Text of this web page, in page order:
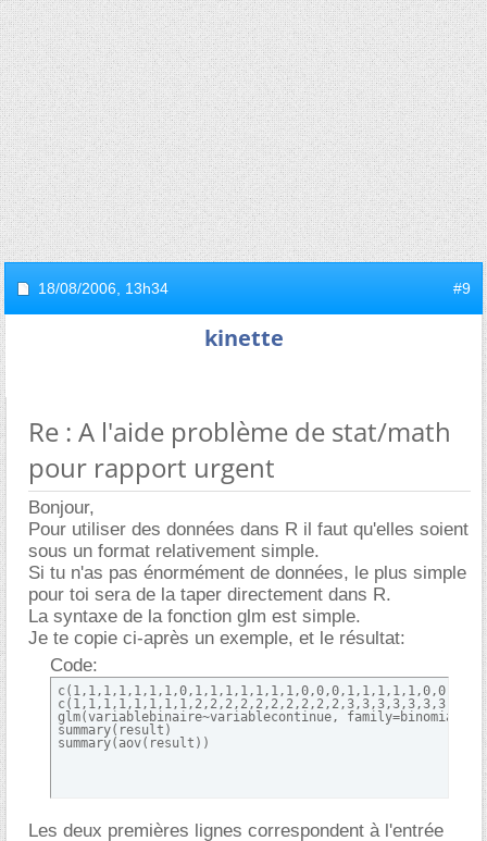
18/08/2006, 13h34 #9
kinette
Re : A l'aide problème de stat/math
pour rapport urgent
Bonjour,
Pour utiliser des données dans R il faut qu'elles soient
sous un format relativement simple.
Si tu n'as pas énormément de données, le plus simple
pour toi sera de la taper directement dans R.
La syntaxe de la fonction glm est simple.
Je te copie ci-après un exemple, et le résultat:
Code:
glm(variablebinaire~variablecontinue, family=binomial)-
summary(result)
summary(aov(result))
Les deux premières lignes correspondent à l'entrée